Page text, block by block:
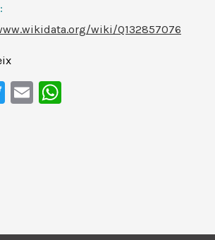
wiki/Q132857076
Twitter
Email